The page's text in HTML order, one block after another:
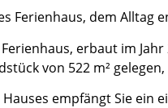
Ferienhaus, dem Alltag
erbaut im
von 522 m²
empfängt Sie